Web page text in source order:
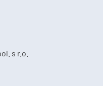
s r.o.